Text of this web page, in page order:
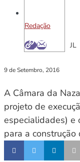
Redação
JL
9 de Setembro, 2016
A Câmara da
projeto de
especialidades) e
para a construção